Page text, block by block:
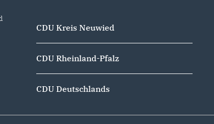
CDU Kreis Neuwied
CDU Rheinland-Pfalz
CDU Deutschlands